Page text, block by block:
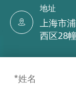

地址
上海市
西区28